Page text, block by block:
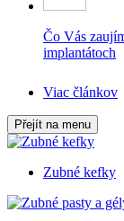
Čo Vás
implantátoch
Viac článkov
Přejít na menu
Zubné kefky